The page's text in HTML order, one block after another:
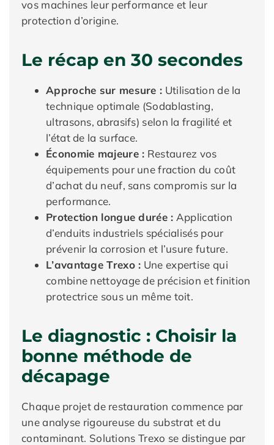
vos machines leur performance et leur
protection d’origine.
Le récap en 30 secondes
Approche sur mesure : Utilisation de la
technique optimale (Sodablasting,
ultrasons, abrasifs) selon la fragilité et
l’état de la surface.
Économie majeure : Restaurez vos
équipements pour une fraction du coût
d’achat du neuf, sans compromis sur la
performance.
Protection longue durée : Application
d’enduits industriels spécialisés pour
prévenir la corrosion et l’usure future.
L’avantage Trexo : Une expertise qui
combine nettoyage de précision et finition
protectrice sous un même toit.
Le diagnostic : Choisir la
bonne méthode de
décapage
Chaque projet de restauration commence par
une analyse rigoureuse du substrat et du
contaminant. Solutions Trexo se distingue par